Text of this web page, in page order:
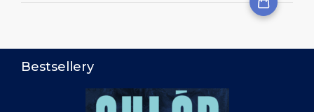
Bestsellery